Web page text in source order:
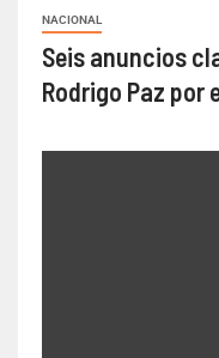
NACIONAL
Seis anuncios
Rodrigo Paz por